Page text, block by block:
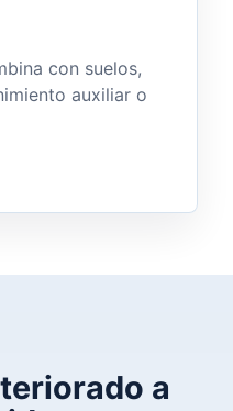
con suelos,
auxiliar o
a